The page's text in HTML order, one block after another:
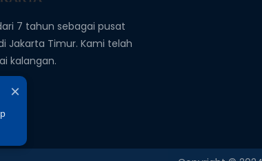
7 tahun sebagai pusat
Jakarta Timur. Kami telah
kalangan.
×